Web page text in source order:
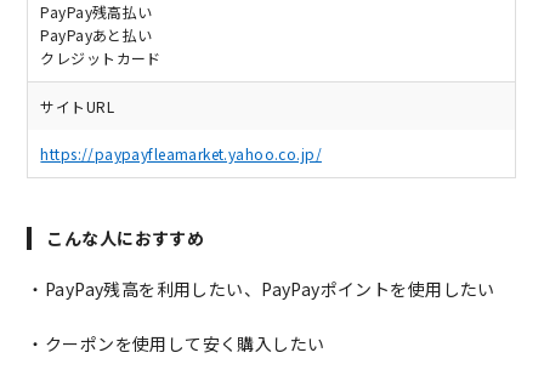
PayPay残高払い
PayPayあと払い
クレジットカード
サイトURL
https://paypayfleamarket.yahoo.co.jp/
こんな人におすすめ
・PayPay残高を利用したい、PayPayポイントを使用したい
・クーポンを使用して安く購入したい